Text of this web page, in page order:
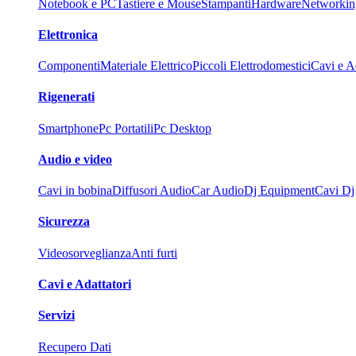
Notebook e PCTastiere e MouseStampantiHardware
Elettronica
ComponentiMateriale ElettricoPiccoli ElettrodomesticiCavi e
Rigenerati
SmartphonePc PortatiliPc Desktop
Audio e video
Cavi in bobinaDiffusori AudioCar AudioDj EquipmentCavi Dj
Sicurezza
VideosorveglianzaAnti furti
Cavi e Adattatori
Servizi
Recupero Dati